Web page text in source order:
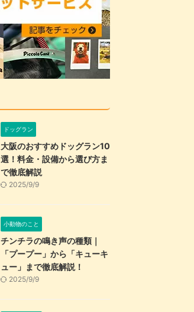
ドッグラン
大阪のおすすめドッグラン10
選！料金・設備から選び方ま
で徹底解説
2025/9/9
小動物のこと
チンチラの鳴き声の種類｜
「プープー」から「キューキ
ュー」まで徹底解説！
2025/9/9